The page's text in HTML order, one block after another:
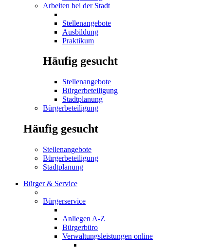
Arbeiten bei der Stadt
Stellenangebote
Ausbildung
Praktikum
Häufig gesucht
Stellenangebote
Bürgerbeteiligung
Stadtplanung
Bürgerbeteiligung
Häufig gesucht
Stellenangebote
Bürgerbeteiligung
Stadtplanung
Bürger & Service
Bürgerservice
Anliegen A-Z
Bürgerbüro
Verwaltungsleistungen online